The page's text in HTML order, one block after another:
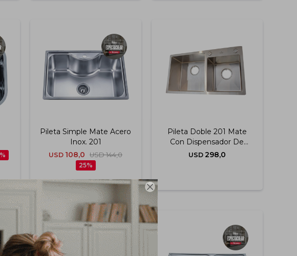

Pileta Simple Mate Acero
Inox. 201
USD 108,0 USD 144,0
25
Pileta Doble 201 Mate
Con Dispensador De
Jabon
USD 298,0